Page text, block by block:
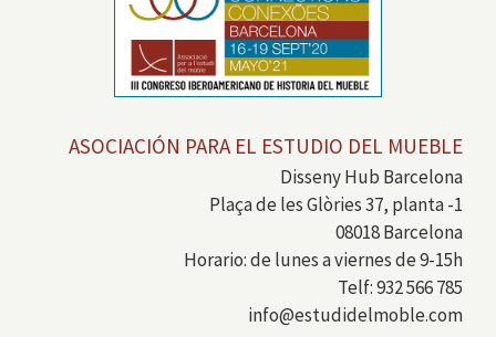
ASOCIACIÓN PARA EL ESTUDIO DEL MUEBLE
Disseny Hub Barcelona
Plaça de les Glòries 37, planta -1
08018 Barcelona
Horario: de lunes a viernes de 9-15h
Telf: 932 566 785
info@estudidelmoble.com